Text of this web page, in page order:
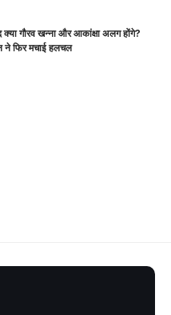
क्या गौरव खन्ना और आकांक्षा अलग होंगे?
ने फिर मचाई हलचल